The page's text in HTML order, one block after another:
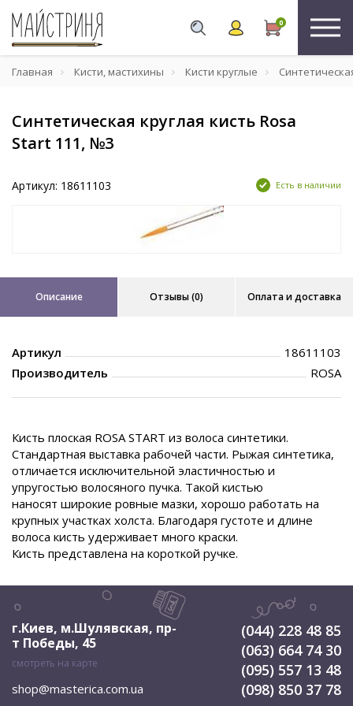
0
Главная Кисти, мастихины Кисти круглые
Синтетическая круглая кисть Rosa
Start 111, №3
Артикул: 18611103 Есть в наличии
Описание Отзывы (0) Оплата и доставка
Артикул
18611103
Производитель
ROSA
Кисть плоская ROSA START из волоса синтетики.
Стандартная выставка рабочей части. Рыжая синтетика,
отличается исключительной эластичностью и
упругостью волосяного пучка. Такой кистью
наносят широкие ровные мазки, хорошо работать на
крупных участках холста. Благодаря густоте и длине
волоса кисть удерживает много краски.
Кисть представлена на короткой ручке.
г.Киев, м.Шулявская, пр-
т Победы, 45
смотреть на карте
shop@masterica.com.ua
(044) 228 48 85
(063) 664 74 30
(095) 557 13 48
(098) 850 37 78